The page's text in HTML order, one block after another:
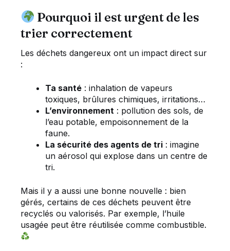
Pourquoi il est urgent de les
trier correctement
Les déchets dangereux ont un impact direct sur
:
Ta santé : inhalation de vapeurs
toxiques, brûlures chimiques, irritations…
L’environnement : pollution des sols, de
l’eau potable, empoisonnement de la
faune.
La sécurité des agents de tri : imagine
un aérosol qui explose dans un centre de
tri.
Mais il y a aussi une bonne nouvelle : bien
gérés, certains de ces déchets peuvent être
recyclés ou valorisés. Par exemple, l’huile
usagée peut être réutilisée comme combustible.